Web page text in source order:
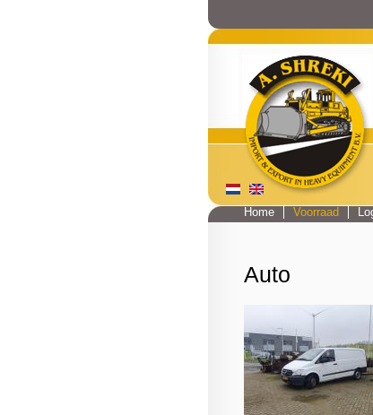
Auto
Home Voorraad